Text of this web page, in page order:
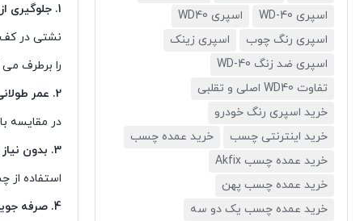
اسپری WD-40
اسپری WD40
اسپری رنگ چوب
اسپری زینک
اسپری ضد زنگ WD-40
تفاوت WD40 اصلی و تقلبی
خرید اسپری رنگ خودرو
خرید اینترنتی چسب
خرید عمده چسب
خرید عمده چسب Akfix
خرید عمده چسب پهن
خرید عمده چسب یک دو سه
1. جلوگیری از هدررفت آب
نشتی در
را برطرف می
2. عمر طولانی و نگهداری آسان
در مقایسه
3. بدون نیاز به ابزار تخصصی
استفاده
4. صرفه جویی در هزینه تعمیرات